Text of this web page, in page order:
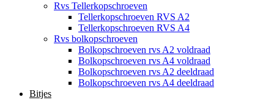
Rvs Tellerkopschroeven
Tellerkopschroeven RVS A2
Tellerkopschroeven RVS A4
Rvs bolkopschroeven
Bolkopschroeven rvs A2 voldraad
Bolkopschroeven rvs A4 voldraad
Bolkopschroeven rvs A2 deeldraad
Bolkopschroeven rvs A4 deeldraad
Bitjes